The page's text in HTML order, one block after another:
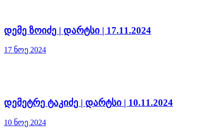
დემე ზოიძე | დარტსი | 17.11.2024
17 ნოე 2024
დემეტრე ტაკიძე | დარტსი | 10.11.2024
10 ნოე 2024